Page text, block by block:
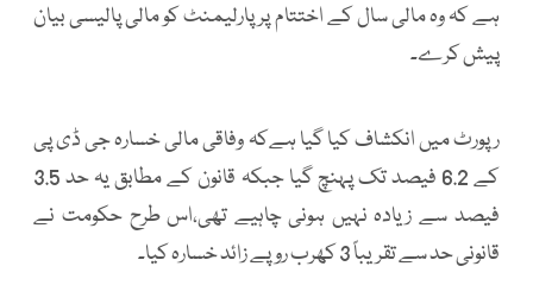
ہے کہ وہ مالی سال کے اختتام پر پارلیمنٹ کو مالی پالیسی بیان
پیش کرے۔
رپورٹ میں انکشاف کیا گیا ہےکہ وفاقی مالی خسارہ جی ڈی پی
کے 6.2 فیصد تک پہنچ گیا جبکہ قانون کے مطابق یہ حد 3.5
فیصد سے زیادہ نہیں ہونی چاہیے تھی،اس طرح حکومت نے
قانونی حد سے تقریباً 3 کھرب روپے زائد خسارہ کیا۔